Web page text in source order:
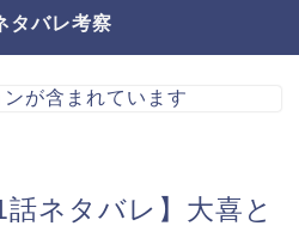
タバレ考察
が含まれています
話ネタバレ】大喜と